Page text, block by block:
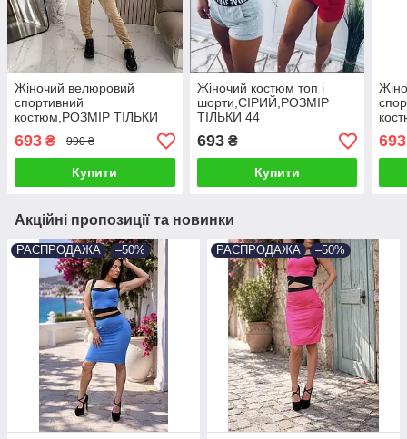
Жіночий велюровий
спортивний
костюм,РОЗМІР ТІЛЬКИ
44
693 ₴ 990 ₴
Купити
Жіночий костюм топ і
шорти,СІРИЙ,РОЗМІР
ТІЛЬКИ 44
693₴
Купити
44
693
Акційні пропозиції та новинки
РАСПРОДАЖА –50% РАСПРОДАЖА –50%